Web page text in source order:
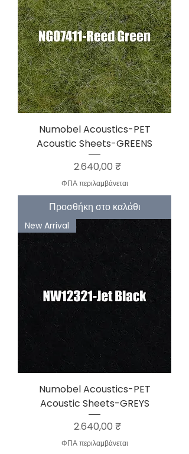
Numobel Acoustics-PET
Acoustic Sheets-GREENS
Τιμή
2.640,00 ₹
ΦΠΑ περιλαμβάνεται
Προσθήκη στο καλάθι
New Arrival
Numobel Acoustics-PET
Acoustic Sheets-GREYS
Τιμή
2.640,00 ₹
ΦΠΑ περιλαμβάνεται